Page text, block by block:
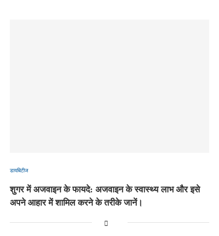
डायबिटीज
शुगर में अजवाइन के फायदे: अजवाइन के स्वास्थ्य लाभ और इसे
अपने आहार में शामिल करने के तरीके जानें।